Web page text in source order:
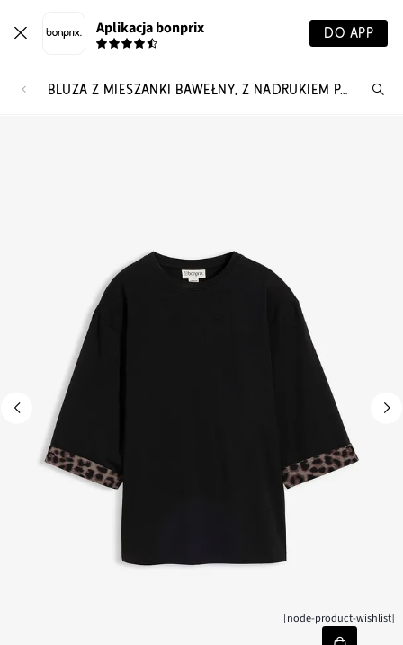
Aplikacja bonprix DO APP
BLUZA Z MIESZANKI BAWEŁNY, Z NADRUKIEM PANTERKI
[node-product-wishlist]